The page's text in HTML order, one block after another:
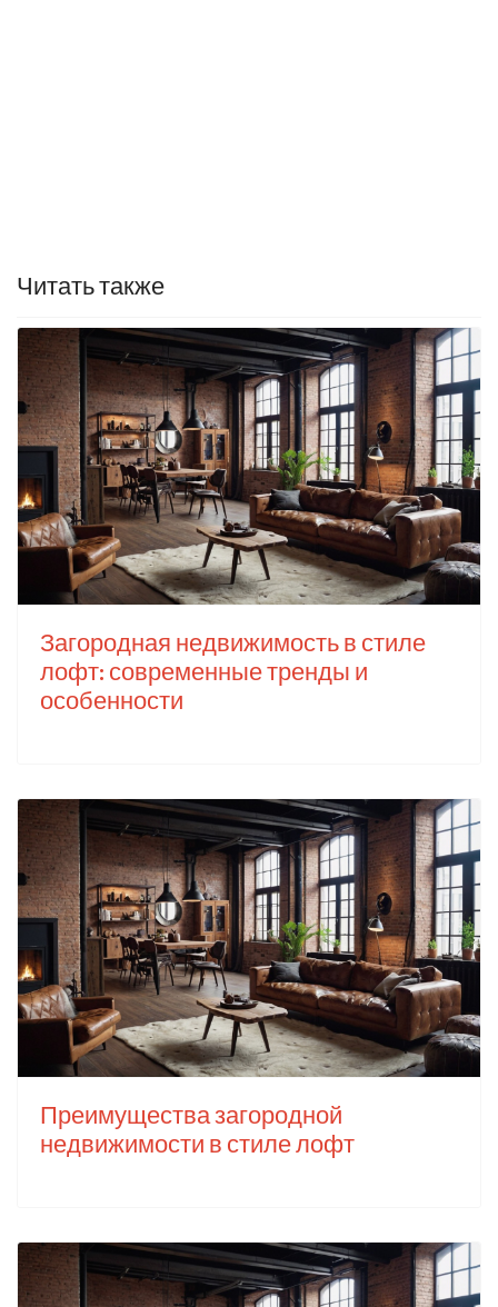
Читать также
Загородная недвижимость в стиле
лофт: современные тренды и
особенности
Преимущества загородной
недвижимости в стиле лофт